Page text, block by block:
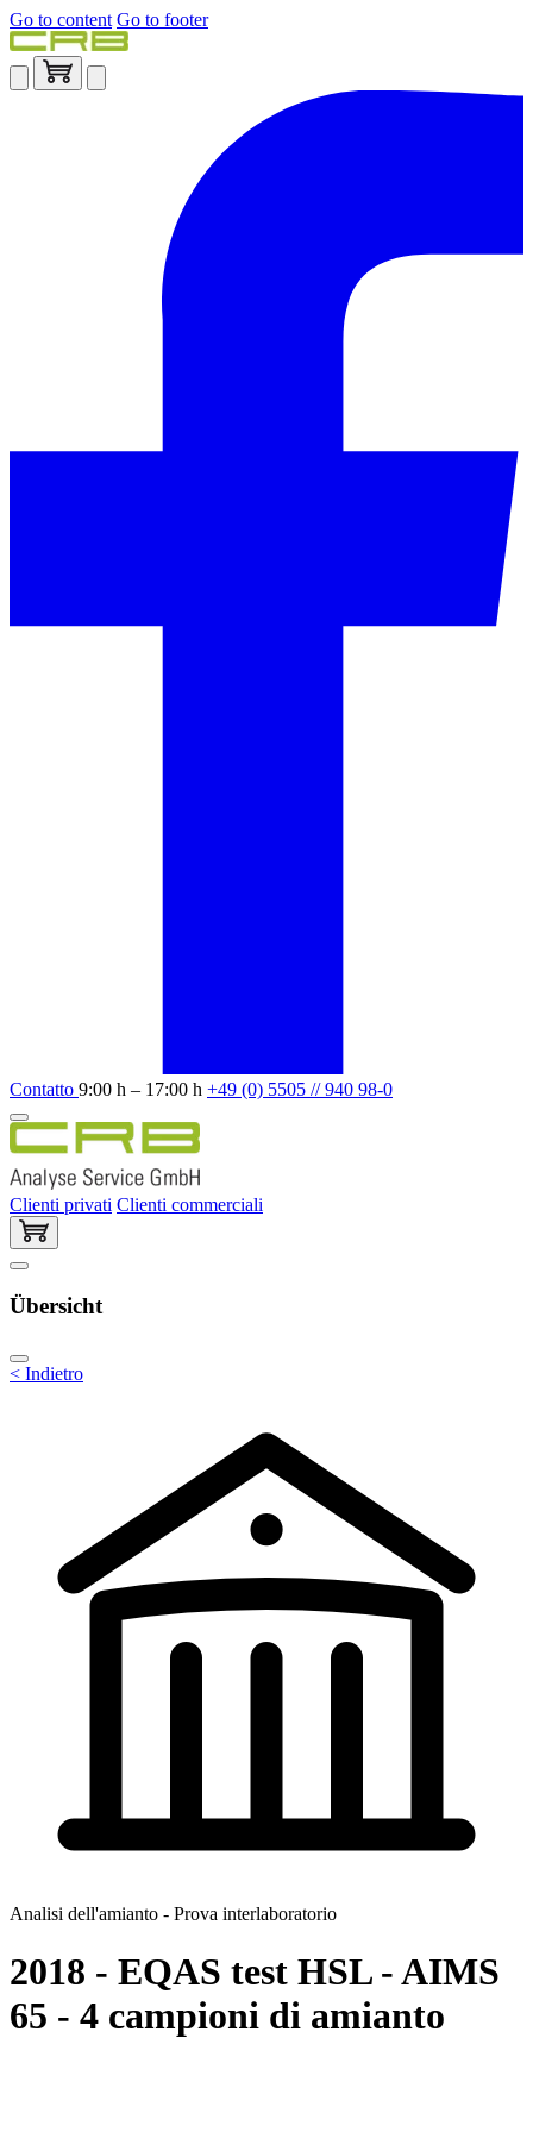
Go to content Go to footer
Contatto 9:00 h – 17:00 h +49 (0) 5505 // 940 98-0
Clienti privati Clienti commerciali
Übersicht
< Indietro
Analisi dell'amianto - Prova interlaboratorio
2018 - EQAS test HSL - AIMS
65 - 4 campioni di amianto